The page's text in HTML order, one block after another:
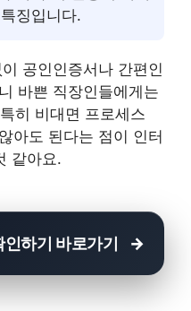
징입니다.
공인인증서나 간편인
바쁜 직장인들에게는
히 비대면 프로세스
아도 된다는 점이 인터
같아요.
하기 바로가기